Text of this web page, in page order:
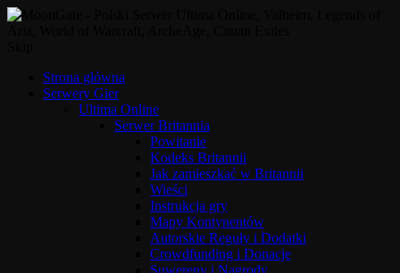
Strona główna
Serwery Gier
Ultima Online
Serwer Britannia
Powitanie
Kodeks Britannii
Jak zamieszkać w Britannii
Wieści
Instrukcja gry
Mapy Kontynentów
Autorskie Reguły i Dodatki
Crowdfunding i Donacje
Suwereny i Nagrody